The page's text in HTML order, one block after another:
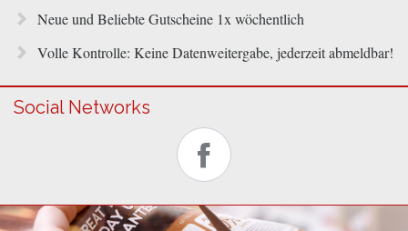
Neue und Beliebte Gutscheine 1x wöchentlich
Volle Kontrolle: Keine Datenweitergabe, jederzeit abmeldbar!
Social Networks